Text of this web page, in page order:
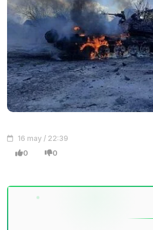
16 may / 22:39
0 0